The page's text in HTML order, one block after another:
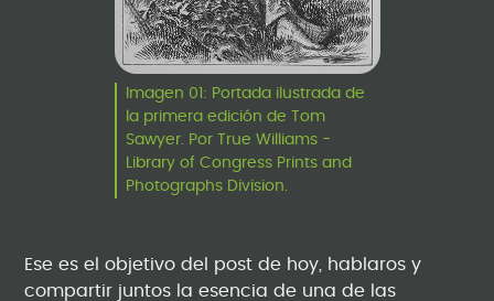
Imagen 01: Portada ilustrada de
la primera edición de Tom
Sawyer. Por True Williams -
Library of Congress Prints and
Photographs Division.
Ese es el objetivo del post de hoy, hablaros y
compartir juntos la esencia de una de las